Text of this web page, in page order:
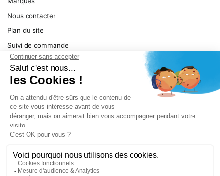
Nous contacter
Plan du site
Suivi de commande
Ma facture
Mentions légales
SERVICE
Pièces détachées
Catégories de produit
Dépannage
Le magasin